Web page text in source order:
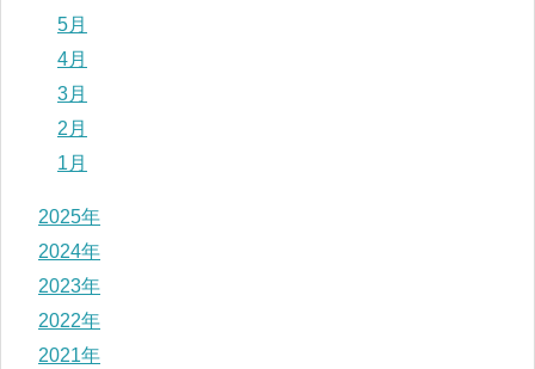
5月
4月
3月
2月
1月
2025年
2024年
2023年
2022年
2021年